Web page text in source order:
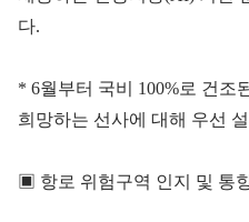
다.
* 6월부터 국비 100%로 건조
희망하는 선사에 대해 우선 설
▣ 항로 위험구역 인지 및 통